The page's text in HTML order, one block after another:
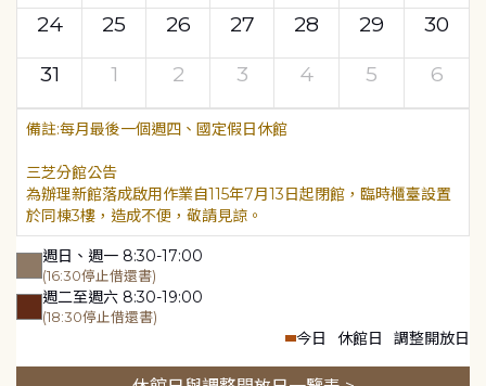
24
25 26 27 28 29
30
31
1 2 3 4 5 6
每月最後一個週四、國定假日休館
三芝分館公告
為辦理新館落成啟用作業自115年7月13日起閉館，臨時櫃臺設置
於同棟3樓，造成不便，敬請見諒。
週日、週一 8:30-17:00
(16:30停止借還書)
週二至週六 8:30-19:00
(18:30停止借還書)
今日 休館日 調整開放日